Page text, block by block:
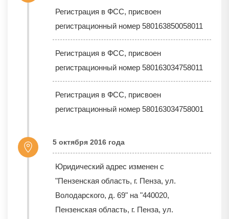
Регистрация в ФСС, присвоен
регистрационный номер 580163850058011
Регистрация в ФСС, присвоен
регистрационный номер 580163034758011
Регистрация в ФСС, присвоен
регистрационный номер 580163034758001
5 октября 2016 года
Юридический адрес изменен с
"Пензенская область, г. Пенза, ул.
Володарского, д. 69" на "440020,
Пензенская область, г. Пенза, ул.